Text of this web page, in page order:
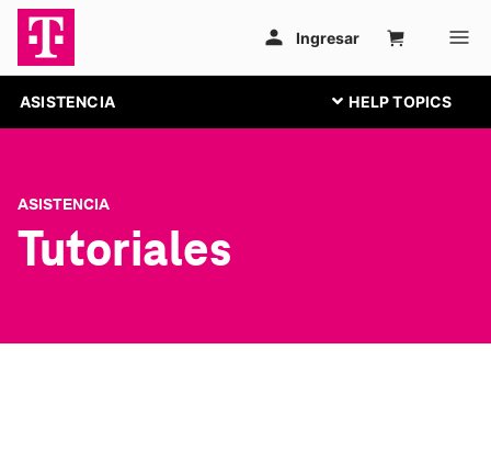
ASISTENCIA
ASISTENCIA
Tutoriales